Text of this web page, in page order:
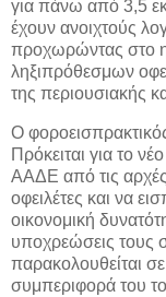
για πάνω από 3,5
έχουν ανοιχτούς
προχωρώντας στο
ληξιπρόθεσμων
της περιουσιακής
Ο
Πρόκειται για το
ΑΑΔΕ από τις αρχές
οφειλέτες και να
οικονομική
υποχρεώσεις τους
παρακολουθείται
συμπεριφορά του